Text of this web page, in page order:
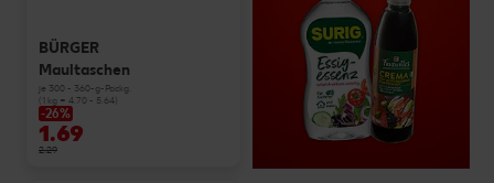
BÜRGER
Maultaschen
je 300 - 360-g-Packg.
(1 kg = 4.70 - 5.64)
-26%
1.69
2.29